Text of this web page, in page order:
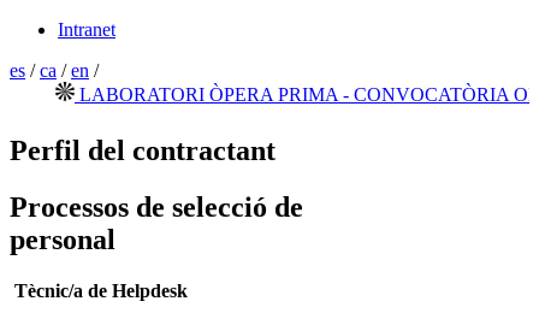
Intranet
es /ca /en /
LABORATORI ÒPERA PRIMA - CONVOCATÒRIA
Perfil del contractant
Processos de selecció de
personal
Tècnic/a de Helpdesk